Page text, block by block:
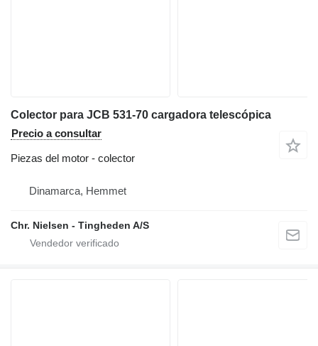
Colector para JCB 531-70 cargadora telescópica
Precio a consultar
Piezas del motor - colector
Dinamarca, Hemmet
Chr. Nielsen - Tingheden A/S